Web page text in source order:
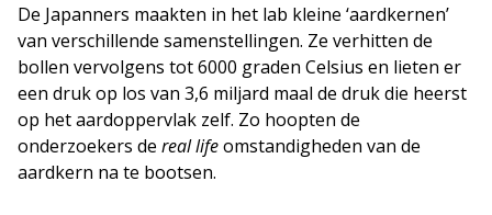
De Japanners maakten in het lab kleine ‘aardkernen’
van verschillende samenstellingen. Ze verhitten de
bollen vervolgens tot 6000 graden Celsius en lieten er
een druk op los van 3,6 miljard maal de druk die heerst
op het aardoppervlak zelf. Zo hoopten de
onderzoekers de real lifeomstandigheden van de
aardkern na te bootsen.